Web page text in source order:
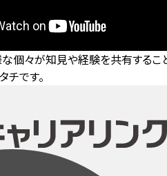
個々が知見や経験を共有するこ
チです。